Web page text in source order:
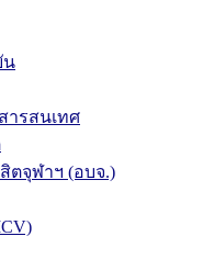
น
ารสนเทศ
ตจุฬาฯ (อบจ.)